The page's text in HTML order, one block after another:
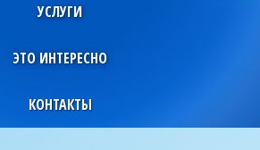
УСЛУГИ
ЭТО ИНТЕРЕСНО
КОНТАКТЫ